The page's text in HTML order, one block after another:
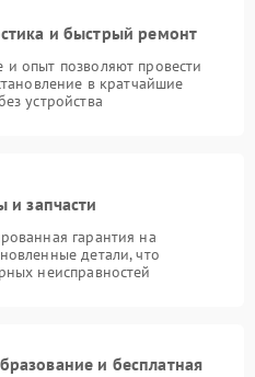
и быстрый ремонт
опыт позволяют провести
в кратчайшие
устройства
и запчасти
гарантия на
детали, что
неисправностей
и бесплатная